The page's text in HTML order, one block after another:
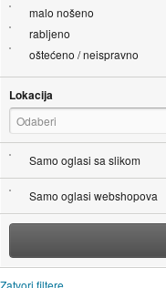
malo nošeno
rabljeno
oštećeno / neispravno
Lokacija
Odaberi
Samo oglasi sa slikom
Samo oglasi webshopova